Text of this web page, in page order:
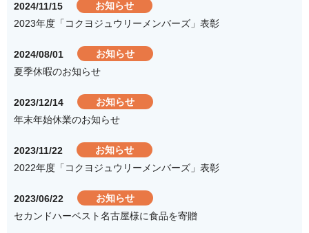
2024/11/15
お知らせ
2023年度「コクヨジュウリーメンバーズ」表彰
2024/08/01
お知らせ
夏季休暇のお知らせ
2023/12/14
お知らせ
年末年始休業のお知らせ
2023/11/22
お知らせ
2022年度「コクヨジュウリーメンバーズ」表彰
2023/06/22
お知らせ
セカンドハーベスト名古屋様に食品を寄贈